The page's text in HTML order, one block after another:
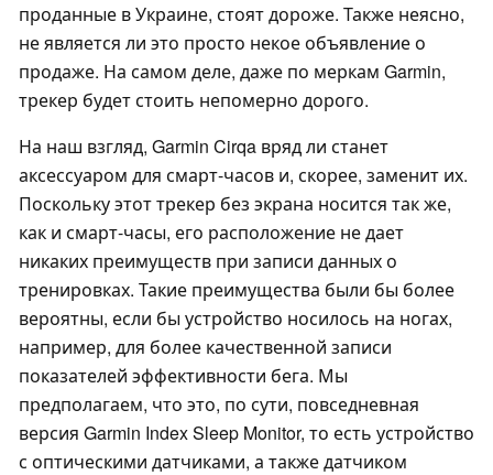
проданные в Украине, стоят дороже. Также неясно,
не является ли это просто некое объявление о
продаже. На самом деле, даже по меркам Garmin,
трекер будет стоить непомерно дорого.
На наш взгляд, Garmin Cirqa вряд ли станет
аксессуаром для смарт-часов и, скорее, заменит их.
Поскольку этот трекер без экрана носится так же,
как и смарт-часы, его расположение не дает
никаких преимуществ при записи данных о
тренировках. Такие преимущества были бы более
вероятны, если бы устройство носилось на ногах,
например, для более качественной записи
показателей эффективности бега. Мы
предполагаем, что это, по сути, повседневная
версия Garmin Index Sleep Monitor, то есть устройство
с оптическими датчиками, а также датчиком